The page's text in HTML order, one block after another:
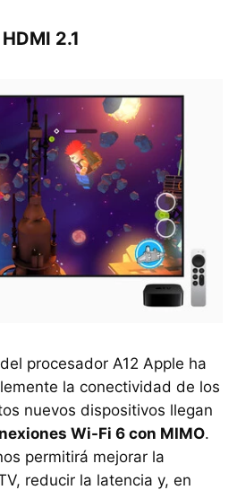
2.1
procesador A12 Apple ha
la conectividad de los
nuevos dispositivos llegan
Wi-Fi 6 con MIMO.
permitirá mejorar la
reducir la latencia y, en